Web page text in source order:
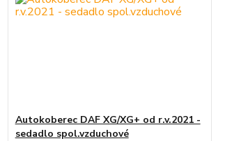
Autokoberec DAF XG/XG+ od r.v.2021 -
sedadlo spol.vzduchové